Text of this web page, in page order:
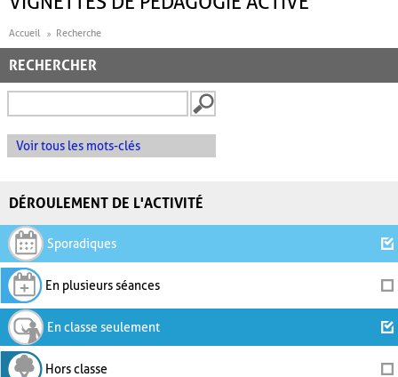
Accueil Recherche
RECHERCHER
Voir tous les mots-clés
DÉROULEMENT DE L'ACTIVITÉ
Sporadiques
En plusieurs séances
En classe seulement
Hors classe